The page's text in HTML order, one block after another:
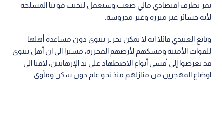
يمر بظرف اقتصادي مالي صعب،وسنعمل لتجنب قواتنا المسلحة
لأية خسائر غير مبررة وغير مدروسة.
وتابع العبيدي قائلا انه لا يمكن تحرير نينوى دون مساعدة أهلها
للقوات الأمنية ومسكهم لأرضهم المحررة، مشيرا الى ان أهل نينوى
قد تعرضوا إلى أقسى أنواع الاضطهاد على يد الإرهابيين، لافتا الى
اوضاع المهجرين من منازلهم منذ نحو عام دون سكن ومأوى.